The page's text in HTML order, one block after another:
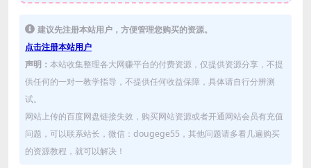
建议先注册本站用户，方便管理您购买的资源。
点击注册本站用户
声明： 本站收集整理各大网赚平台的付费资源，仅提供资源分享，不提
供任何的一对一教学指导，不提供任何收益保障，具体请自行分辨测
试。
网站上传的百度网盘链接失效，购买网站资源或者开通网站会员有充值
问题，可以联系站长，微信：dougege55，其他问题请多看几遍购买
的资源教程，就可以解决！